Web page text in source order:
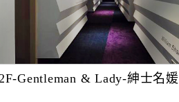
Gentleman & Lady-紳士名媛